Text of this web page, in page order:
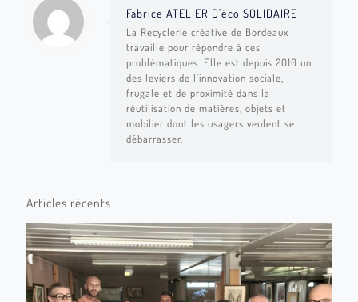
Fabrice ATELIER D'éco SOLIDAIRE
La Recyclerie créative de Bordeaux
travaille pour répondre à ces
problématiques. Elle est depuis 2010 un
des leviers de l’innovation sociale,
frugale et de proximité dans la
réutilisation de matières, objets et
mobilier dont les usagers veulent se
débarrasser.
Articles récents